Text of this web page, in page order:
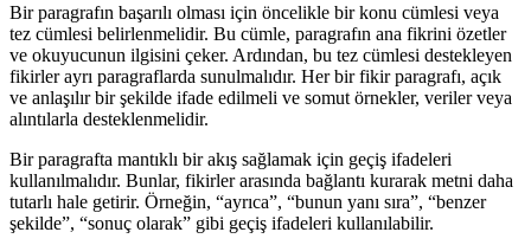
Bir paragrafın başarılı olması için öncelikle bir konu cümlesi veya
tez cümlesi belirlenmelidir. Bu cümle, paragrafın ana fikrini özetler
ve okuyucunun ilgisini çeker. Ardından, bu tez cümlesi destekleyen
fikirler ayrı paragraflarda sunulmalıdır. Her bir fikir paragrafı, açık
ve anlaşılır bir şekilde ifade edilmeli ve somut örnekler, veriler veya
alıntılarla desteklenmelidir.
Bir paragrafta mantıklı bir akış sağlamak için geçiş ifadeleri
kullanılmalıdır. Bunlar, fikirler arasında bağlantı kurarak metni daha
tutarlı hale getirir. Örneğin, “ayrıca”, “bunun yanı sıra”, “benzer
şekilde”, “sonuç olarak” gibi geçiş ifadeleri kullanılabilir.